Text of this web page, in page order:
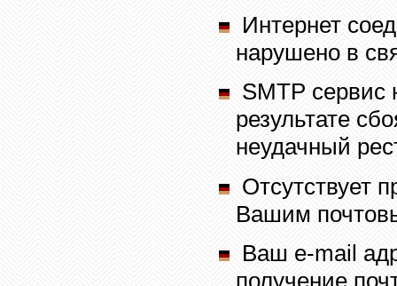
Интернет
нарушено в
SMTP сервис
результате
неудачный
Отсутствует
Вашим
Ваш e-mail
получение